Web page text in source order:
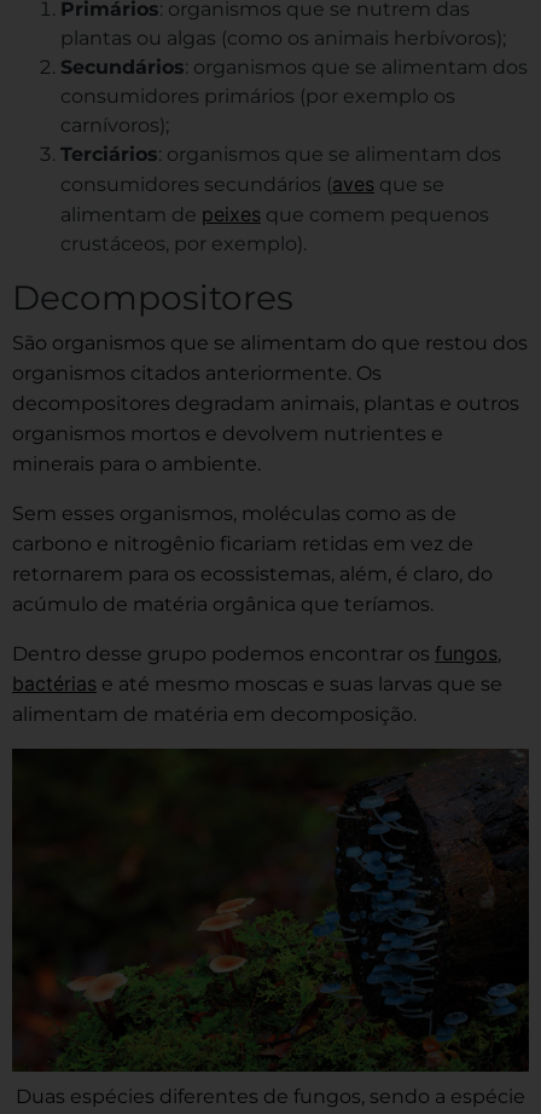
Primários: organismos que se nutrem das
plantas ou algas (como os animais herbívoros);
Secundários: organismos que se alimentam dos
consumidores primários (por exemplo os
carnívoros);
Terciários: organismos que se alimentam dos
consumidores secundários (aves que se
alimentam de peixes que comem pequenos
crustáceos, por exemplo).
Decompositores
São organismos que se alimentam do que restou dos
organismos citados anteriormente. Os
decompositores degradam animais, plantas e outros
organismos mortos e devolvem nutrientes e
minerais para o ambiente.
Sem esses organismos, moléculas como as de
carbono e nitrogênio ficariam retidas em vez de
retornarem para os ecossistemas, além, é claro, do
acúmulo de matéria orgânica que teríamos.
Dentro desse grupo podemos encontrar os fungos,
bactérias e até mesmo moscas e suas larvas que se
alimentam de matéria em decomposição.
Duas espécies diferentes de fungos, sendo a espécie